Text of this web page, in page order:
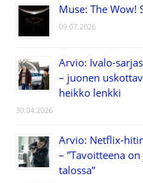
Muse: The
09.07.2026
Arvio: Ivalo-
– juonen
heikko lenkki
30.04.2026
Arvio: Netflix-
– ”Tavoitteena
talossa”